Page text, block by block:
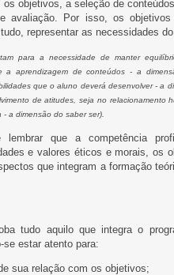
os objetivos, a seleção de
avaliação. Por isso, os
representar as necessidades
para a necessidade de manter
a aprendizagem de conteúdos - a
que o aluno deverá desenvolver - a
de atitudes, seja no relacionamento
a dimensão do saber ser).
que a competência
e valores éticos e morais, os
que integram a formação
tudo aquilo que integra o
se estar atento para:
sua relação com os objetivos;